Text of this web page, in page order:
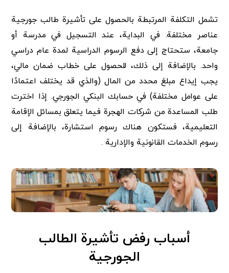
تشمل التكلفة المرتبطة بالحصول على تأشيرة طالب جورجية
عناصر مختلفة. في البداية، عند التسجيل في مدرسة أو
جامعة، ستحتاج إلى دفع الرسوم الدراسية لمدة عام دراسي
واحد. بالإضافة إلى ذلك، للحصول على خطاب ضمان مالي،
يجب إيداع مبلغ محدد من المال (والذي قد يختلف اعتمادًا
على عوامل مختلفة) في حسابك البنكي الجورجي. إذا اخترت
طلب المساعدة من شركات الهجرة فيما يتعلق بمسائل الإقامة
التعليمية، فستكون هناك رسوم استشارة، بالإضافة إلى
رسوم الخدمات القانونية والإدارية .
أسباب رفض تأشيرة الطالب
الجورجية